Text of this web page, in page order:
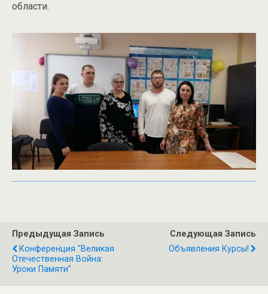
области.
Предыдущая Запись
Конференция "Великая
Отечественная Война:
Уроки Памяти"
Следующая Запись
Объявления Курсы!